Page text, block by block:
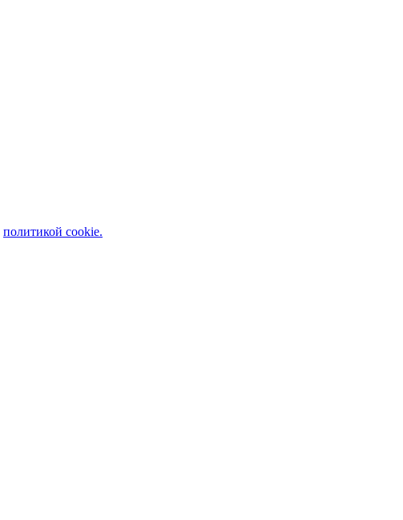
политикой cookie.